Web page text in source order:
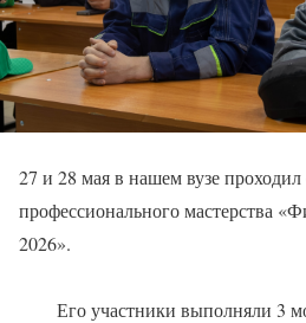
27 и 28 мая в нашем вузе
профессионального мастерства
2026».
Его участники выполняли 3